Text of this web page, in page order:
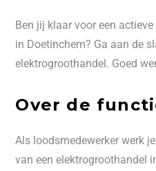
Ben jij klaar voor een
in Doetinchem? Ga aan de
elektrogroothandel. Goed
Over de
Als loodsmedewerker werk
van een elektrogroothandel